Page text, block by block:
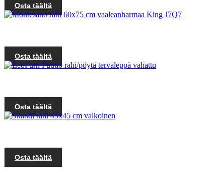
Osta täältä
Osta täältä
Osta täältä
Osta täältä